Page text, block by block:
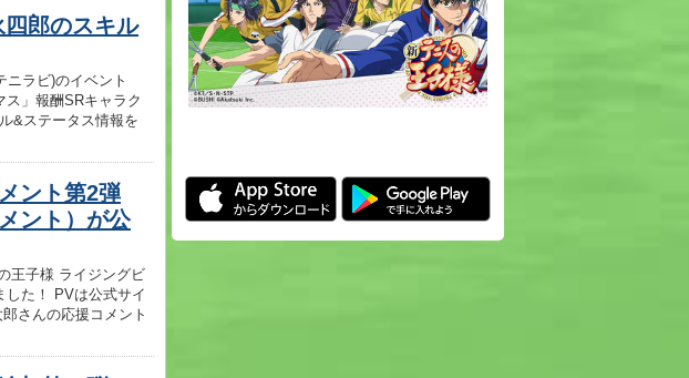
郎のスキル
ニラビ)のイベント
ス」報酬SRキャラク
&ステータス情報を
ント第2弾
ント）が公
王子様 ライジングビ
した！ PVは公式サイ
さんの応援コメント